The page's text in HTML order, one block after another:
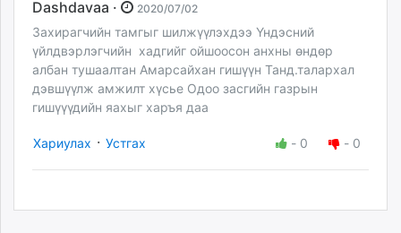
Dashdavaa · 2020/07/02
Захирагчийн тамгыг шилжүүлэхдээ Үндэсний
үйлдвэрлэгчийн хадгийг ойшоосон анхны өндөр
албан тушаалтан Амарсайхан гишүүн Танд.талархал
дэвшүүлж амжилт хүсье Одоо засгийн газрын
гишүүүдийн яахыг харъя даа
Хариулах · Устгах - 0 - 0